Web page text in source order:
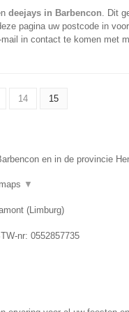
deejays in Barbencon. Dit
pagina uw postcode in
in contact te komen met
14 15
en in de provincie
▼
(Limburg)
nr: 0552857735